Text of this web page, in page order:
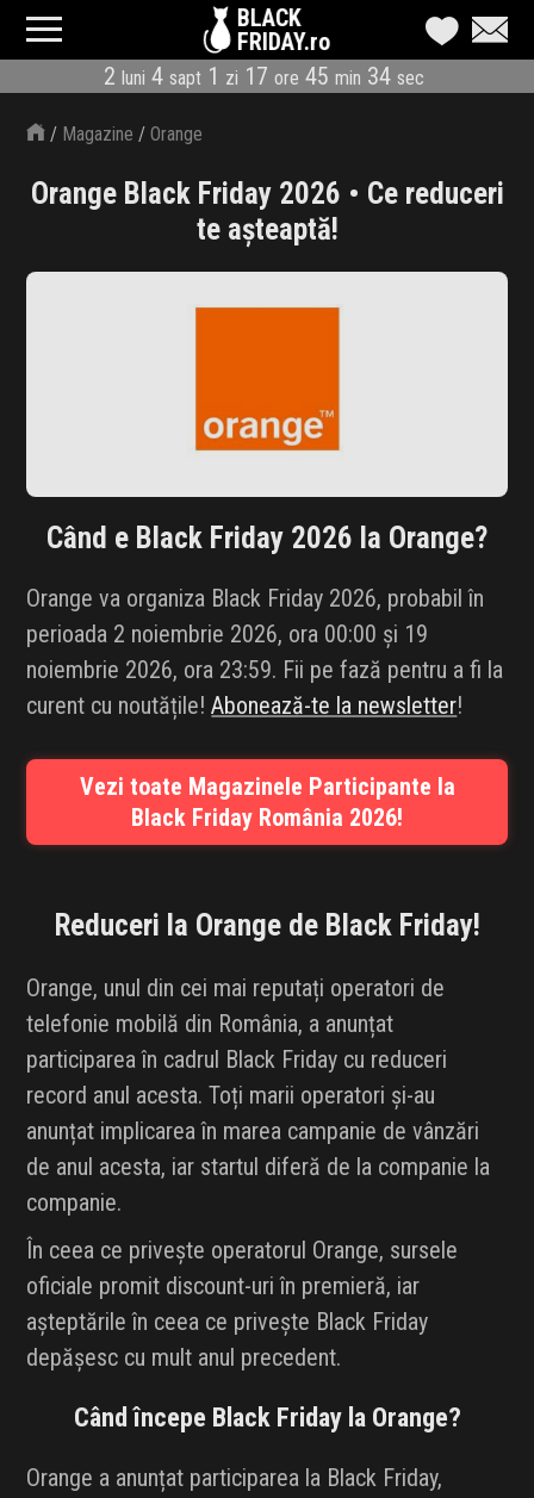
BLACK
FRIDAY.ro
2 luni 4 sapt 1 zi 17 ore 45 min 33 sec
CATEGORII
MAGAZINE
ÎNSCRIE MAGAZIN
LIVE BLOG
CÂND E BLACK FRIDAY
ABONARE NEWSLETTER
BRANDURI
IDEI DE CADOURI
FAVORITE
/ Magazine /Orange
Orange Black Friday 2026 • Ce reduceri
te așteaptă!
Când e Black Friday 2026 la Orange?
Orange va organiza Black Friday 2026, probabil în
perioada 2 noiembrie 2026, ora 00:00 și 19
noiembrie 2026, ora 23:59. Fii pe fază pentru a fi la
curent cu noutățile!Abonează-te la newsletter!
Vezi toate Magazinele Participante la
Black Friday România 2026!
Reduceri la Orange de Black Friday!
Orange, unul din cei mai reputați operatori de
telefonie mobilă din România, a anunțat
participarea în cadrul Black Friday cu reduceri
record anul acesta. Toți marii operatori și-au
anunțat implicarea în marea campanie de vânzări
de anul acesta, iar startul diferă de la companie la
companie.
În ceea ce privește operatorul Orange, sursele
oficiale promit discount-uri în premieră, iar
așteptările în ceea ce privește Black Friday
depășesc cu mult anul precedent.
Când începe Black Friday la Orange?
Orange a anunțat participarea la Black Friday,